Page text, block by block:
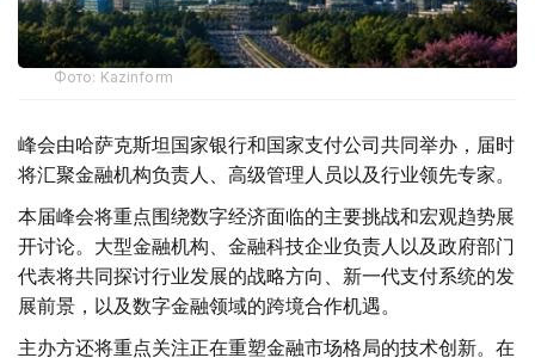
Фото: Kazinform
峰会由哈萨克斯坦国家银行和国家支付公司共同举办，届时
将汇聚金融机构负责人、高级管理人员以及行业领先专家。
本届峰会将重点围绕数字经济面临的主要挑战和宏观趋势展
开讨论。大型金融机构、金融科技企业负责人以及政府部门
代表将共同探讨行业发展的战略方向、新一代支付系统的发
展前景，以及数字金融领域的跨境合作机遇。
主办方还将重点关注正在重塑金融市场格局的技术创新。在